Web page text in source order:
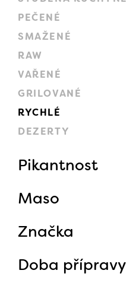
PEČENÉ
SMAŽENÉ
RAW
VAŘENÉ
GRILOVANÉ
RYCHLÉ
DEZERTY
Pikantnost
Maso
Značka
Doba přípravy